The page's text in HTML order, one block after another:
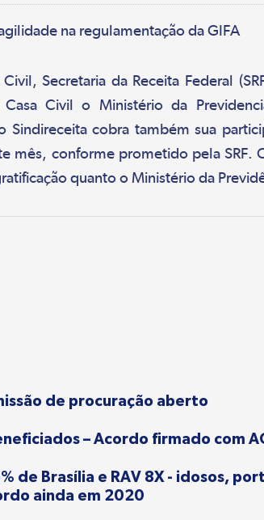
Secretaria da Receita Federal
Civil o Ministério da
cobra também sua
mês, conforme prometido pela SRF.
quanto o Ministério da
de procuração aberto
– Acordo firmado com
de Brasília e RAV 8X - idosos,
ainda em 2020